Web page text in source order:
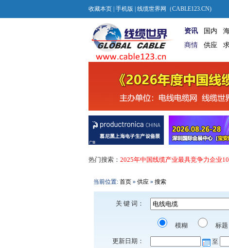
收藏本页 手机版 | 线缆世界网（CABLE123.CN)
资讯 国内
商情
供应
热门搜索： 2025年中国线缆产业最具竞争力企业
当前位置: 首页 » 供应 » 搜索
关 键 词：
模糊 标题
更新日期： 至